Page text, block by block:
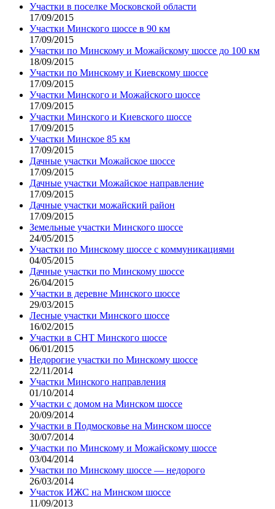
Участки в поселке Московской области
17/09/2015
Участки Минского шоссе в 90 км
17/09/2015
Участки по Минскому и Можайскому шоссе до 100 км
18/09/2015
Участки по Минскому и Киевскому шоссе
17/09/2015
Участки Минского и Можайского шоссе
17/09/2015
Участки Минского и Киевского шоссе
17/09/2015
Участки Минское 85 км
17/09/2015
Дачные участки Можайское шоссе
17/09/2015
Дачные участки Можайское направление
17/09/2015
Дачные участки можайский район
17/09/2015
Земельные участки Минского шоссе
24/05/2015
Участки по Минскому шоссе с коммуникациями
04/05/2015
Дачные участки по Минскому шоссе
26/04/2015
Участки в деревне Минского шоссе
29/03/2015
Лесные участки Минского шоссе
16/02/2015
Участки в СНТ Минского шоссе
06/01/2015
Недорогие участки по Минскому шоссе
22/11/2014
Участки Минского направления
01/10/2014
Участки с домом на Минском шоссе
20/09/2014
Участки в Подмосковье на Минском шоссе
30/07/2014
Участки по Минскому и Можайскому шоссе
03/04/2014
Участки по Минскому шоссе — недорого
26/03/2014
Участок ИЖС на Минском шоссе
11/09/2013